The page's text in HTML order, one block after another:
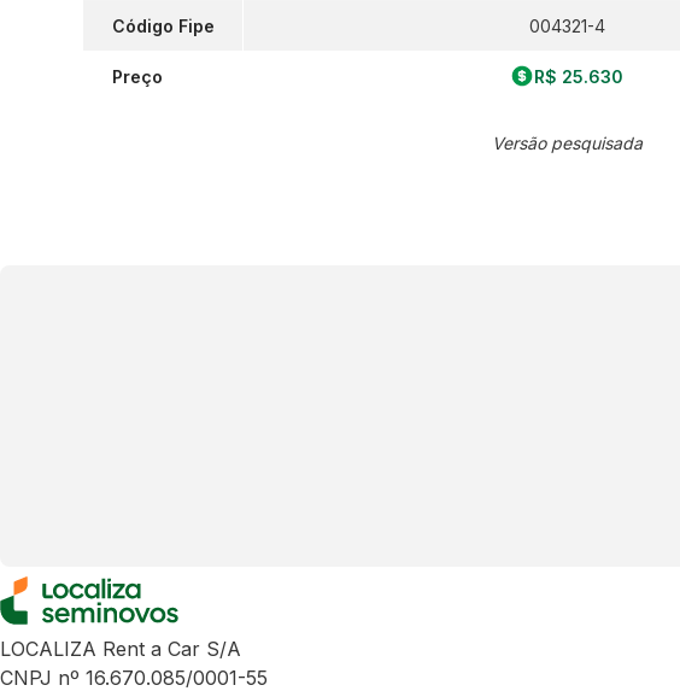
Código Fipe
Preço
004321-4
R$ 25.630
Versão pesquisada
LOCALIZA Rent a Car S/A
CNPJ nº 16.670.085/0001-55